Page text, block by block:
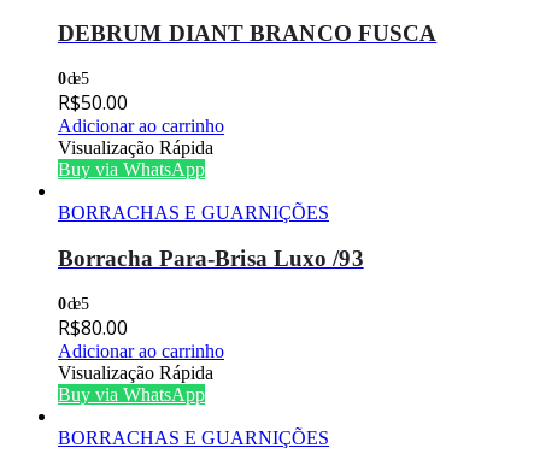
DEBRUM DIANT BRANCO FUSCA
0de 5
R$50.00
Adicionar ao carrinho
Visualização Rápida
Buy via WhatsApp
BORRACHAS E GUARNIÇÕES
Borracha Para-Brisa Luxo /93
0de 5
R$80.00
Adicionar ao carrinho
Visualização Rápida
Buy via WhatsApp
BORRACHAS E GUARNIÇÕES